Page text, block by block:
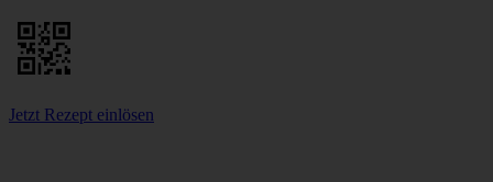
Jetzt Rezept einlösen